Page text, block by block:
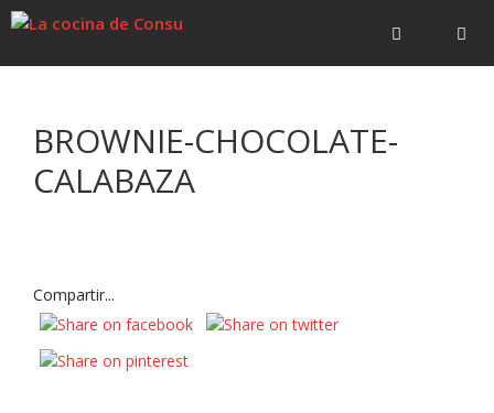
Saltar
Saltar
BROWNIE-CHOCOLATE-
CALABAZA
Compartir...